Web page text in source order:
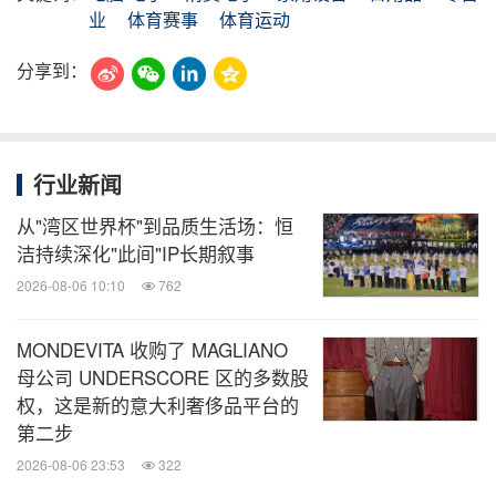
业
体育赛事
体育运动
分享到：
行业新闻
从"湾区世界杯"到品质生活场：恒
洁持续深化"此间"IP长期叙事
2026-08-06 10:10 762
MONDEVITA 收购了 MAGLIANO
母公司 UNDERSCORE 区的多数股
权，这是新的意大利奢侈品平台的
第二步
2026-08-06 23:53 322